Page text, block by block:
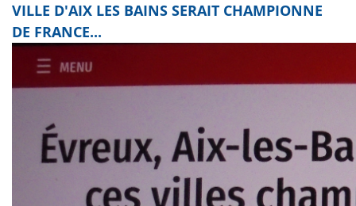
VILLE D'AIX LES BAINS SERAIT CHAMPIONNE
DE FRANCE...